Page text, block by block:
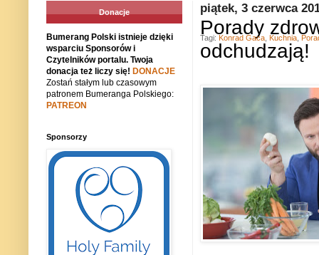
piątek, 3 czerwca
Porady
odchudzają!
Tagi: Konrad Gaca Kuchnia
Donacje
Bumerang Polski istnieje dzięki
wsparciu Sponsorów i
Czytelników portalu. Twoja
donacja też liczy się! DONACJE
Zostań stałym lub czasowym
patronem Bumeranga Polskiego:
PATREON
Sponsorzy